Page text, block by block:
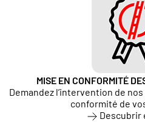
MISE EN CONFORMITÉ
Demandez l’intervention de
conformité de
Descubrir